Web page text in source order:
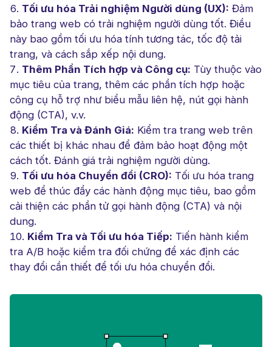
Tối ưu hóa Trải nghiệm Người dùng (UX): Đảm
bảo trang web có trải nghiệm người dùng tốt. Điều
này bao gồm tối ưu hóa tính tương tác, tốc độ tải
trang, và cách sắp xếp nội dung.
Thêm Phần Tích hợp và Công cụ: Tùy thuộc vào
mục tiêu của trang, thêm các phần tích hợp hoặc
công cụ hỗ trợ như biểu mẫu liên hệ, nút gọi hành
động (CTA), v.v.
Kiểm Tra và Đánh Giá: Kiểm tra trang web trên
các thiết bị khác nhau để đảm bảo hoạt động một
cách tốt. Đánh giá trải nghiệm người dùng.
Tối ưu hóa Chuyển đổi (CRO): Tối ưu hóa trang
web để thúc đẩy các hành động mục tiêu, bao gồm
cải thiện các phần tử gọi hành động (CTA) và nội
dung.
Kiểm Tra và Tối ưu hóa Tiếp: Tiến hành kiểm
tra A/B hoặc kiểm tra đối chứng để xác định các
thay đổi cần thiết để tối ưu hóa chuyển đổi.